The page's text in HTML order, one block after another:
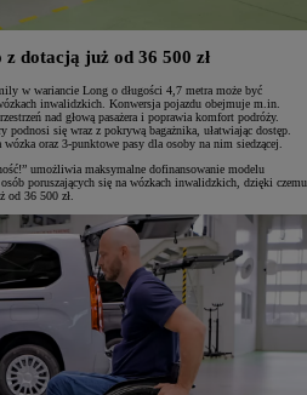
dotacją już od 36 500 zł
w wariancie Long o długości 4,7 metra może być
inwalidzkich. Konwersja pojazdu obejmuje m.in.
nad głową pasażera i poprawia komfort podróży.
się wraz z pokrywą bagażnika, ułatwiając dostęp.
oraz 3-punktowe pasy dla osoby na nim siedzącej.
umożliwia maksymalne dofinansowanie modelu
poruszających się na wózkach inwalidzkich, dzięki czemu
od 36 500 zł.